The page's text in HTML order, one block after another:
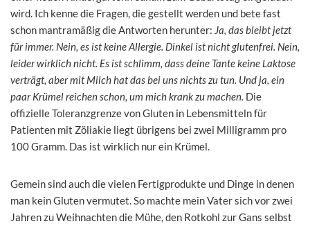
wird. Ich kenne die Fragen, die gestellt werden und bete fast
schon mantramäßig die Antworten herunter: Ja, das bleibt jetzt
für immer. Nein, es ist keine Allergie. Dinkel ist nicht glutenfrei. Nein,
leider wirklich nicht. Es ist schlimm, dass deine Tante keine Laktose
verträgt, aber mit Milch hat das bei uns nichts zu tun. Und ja, ein
paar Krümel reichen schon, um mich krank zu machen. Die
offizielle Toleranzgrenze von Gluten in Lebensmitteln für
Patienten mit Zöliakie liegt übrigens bei zwei Milligramm pro
100 Gramm. Das ist wirklich nur ein Krümel.
Gemein sind auch die vielen Fertigprodukte und Dinge in denen
man kein Gluten vermutet. So machte mein Vater sich vor zwei
Jahren zu Weihnachten die Mühe, den Rotkohl zur Gans selbst